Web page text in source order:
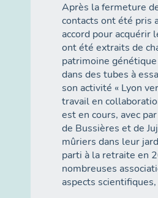
Après la fermeture
contacts ont été pris
accord pour acquérir
ont été extraits de
patrimoine
dans des tubes à
son activité « Lyon vers à soie », continue à élever des
travail en
est en cours, avec
de Bussières et de
mûriers dans leur
parti à la retraite en
nombreuses
aspects